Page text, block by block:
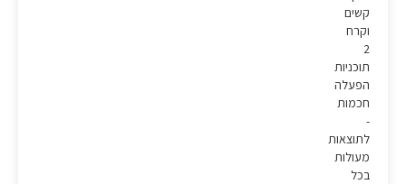
קשים
וקרח
תוכניות
הפעלה
חכמות
לתוצאות
מעולות
בכל